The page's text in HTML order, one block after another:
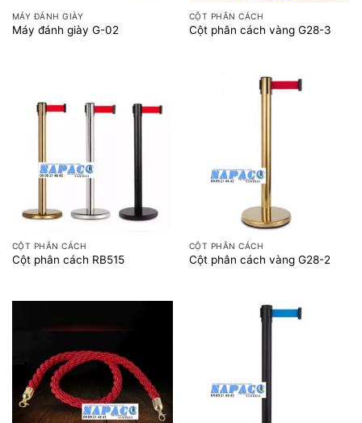
MÁY ĐÁNH GIÀY
Máy đánh giày G-02
CỘT PHÂN CÁCH
Cột phân cách vàng G28-3
CỘT PHÂN CÁCH
Cột phân cách RB515
CỘT PHÂN CÁCH
Cột phân cách vàng G28-2